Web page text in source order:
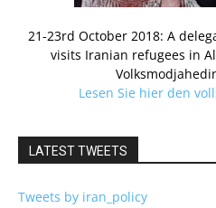
21-23rd October 2018: A
visits Iranian refugees in
Lesen Sie hier den
LATEST TWEETS
Tweets by iran_policy